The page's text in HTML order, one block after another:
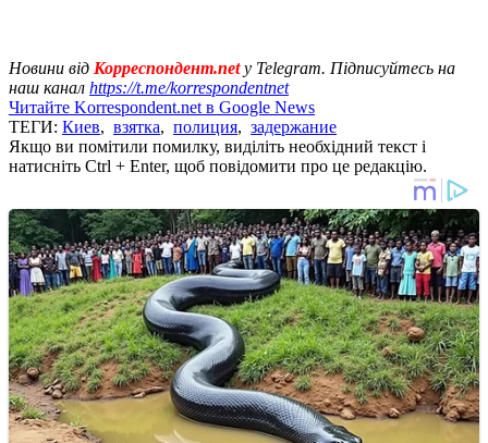
Новини від Корреспондент.netу Telegram. Підписуйтесь на
наш канал https://t.me/korrespondentnet
Читайте Korrespondent.net в Google News
ТЕГИ: Киев, взятка, полиция, задержание
Якщо ви помітили помилку, виділіть необхідний текст і
натисніть Ctrl + Enter, щоб повідомити про це редакцію.